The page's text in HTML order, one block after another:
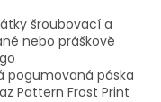
šroubovací a
nebo práškově
pogumovaná páska
Pattern Frost Print